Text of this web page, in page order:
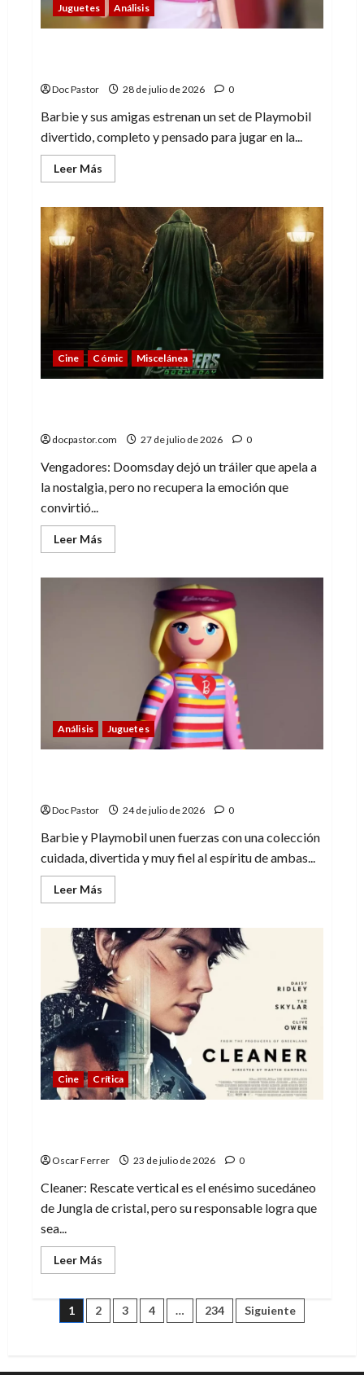
Juguetes Análisis
Doc Pastor 28 de julio de 2026 0
Barbie y sus amigas estrenan un set de Playmobil
divertido, completo y pensado para jugar en la...
Leer Más
más
Barbie
sus
amigas
en
la
playa,
set
de
Playmobil
Cine Cómic Miscelánea
docpastor.com 27 de julio de 2026 0
Vengadores: Doomsday dejó un tráiler que apela a
la nostalgia, pero no recupera la emoción que
convirtió...
Leer Más
más
Doomsday
nostalgia
emocionar
Análisis Juguetes
Doc Pastor 24 de julio de 2026 0
Barbie y Playmobil unen fuerzas con una colección
cuidada, divertida y muy fiel al espíritu de ambas...
Leer Más
más
Barbie
y
Playmobil:
una
alianza
que
encaja
a
la
perfección
Cine Crítica
Oscar Ferrer 23 de julio de 2026 0
Cleaner: Rescate vertical es el enésimo sucedáneo
de Jungla de cristal, pero su responsable logra que
sea...
Leer Más
más
Cleaner:
Rescate
vertical,
Paginación
1 2 3 4 … 234 Siguiente